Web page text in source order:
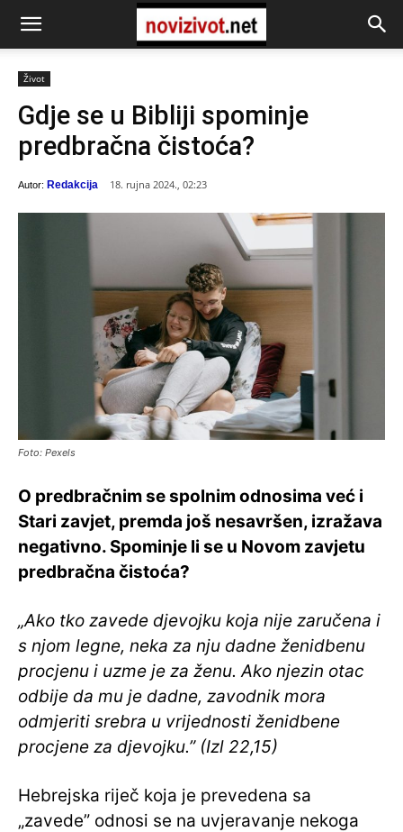
Život
Gdje se u Bibliji spominje
predbračna čistoća?
Autor: Redakcija 18. rujna 2024., 02:23
Foto: Pexels
O predbračnim se spolnim odnosima već i
Stari zavjet, premda još nesavršen, izražava
negativno. Spominje li se u Novom zavjetu
predbračna čistoća?
„Ako tko zavede djevojku koja nije zaručena i
s njom legne, neka za nju dadne ženidbenu
procjenu i uzme je za ženu. Ako njezin otac
odbije da mu je dadne, zavodnik mora
odmjeriti srebra u vrijednosti ženidbene
procjene za djevojku.” (Izl 22,15)
Hebrejska riječ koja je prevedena sa
„zavede” odnosi se na uvjeravanje nekoga